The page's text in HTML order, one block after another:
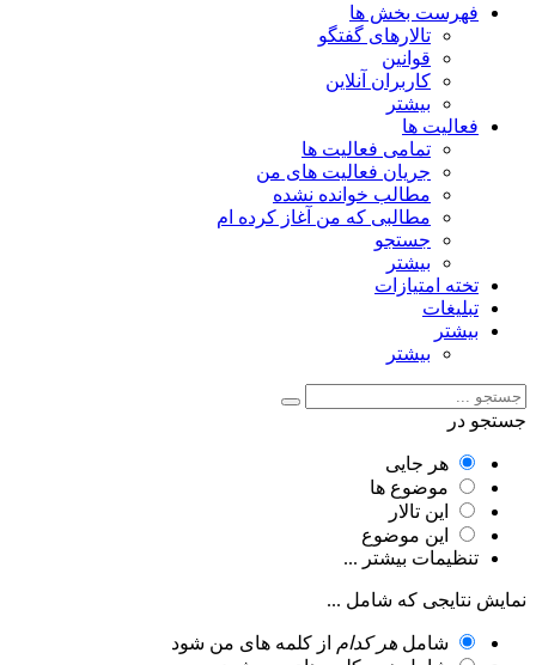
فهرست بخش ها
تالارهای گفتگو
قوانین
کاربران آنلاین
بیشتر
فعالیت ها
تمامی فعالیت ها
جریان فعالیت های من
مطالب خوانده نشده
مطالبی که من آغاز کرده ام
جستجو
بیشتر
تخته امتیازات
تبلیغات
بیشتر
بیشتر
جستجو در
هر جایی
موضوع ها
این تالار
این موضوع
تنظیمات بیشتر ...
نمایش نتایجی که شامل ...
شامل هر کدام از کلمه های من شود